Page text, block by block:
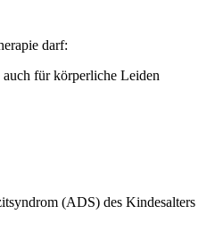
darf:
für körperliche Leiden
(ADS) des Kindesalters